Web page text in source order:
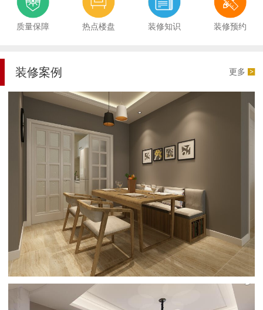
质量保障 热点楼盘 装修知识 装修预约
装修案例 更多